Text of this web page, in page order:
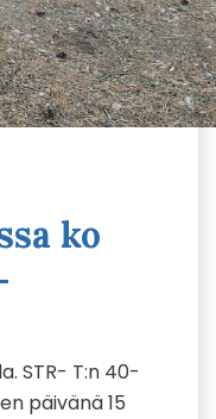
ko
STR- T:n 40-
päivänä 15